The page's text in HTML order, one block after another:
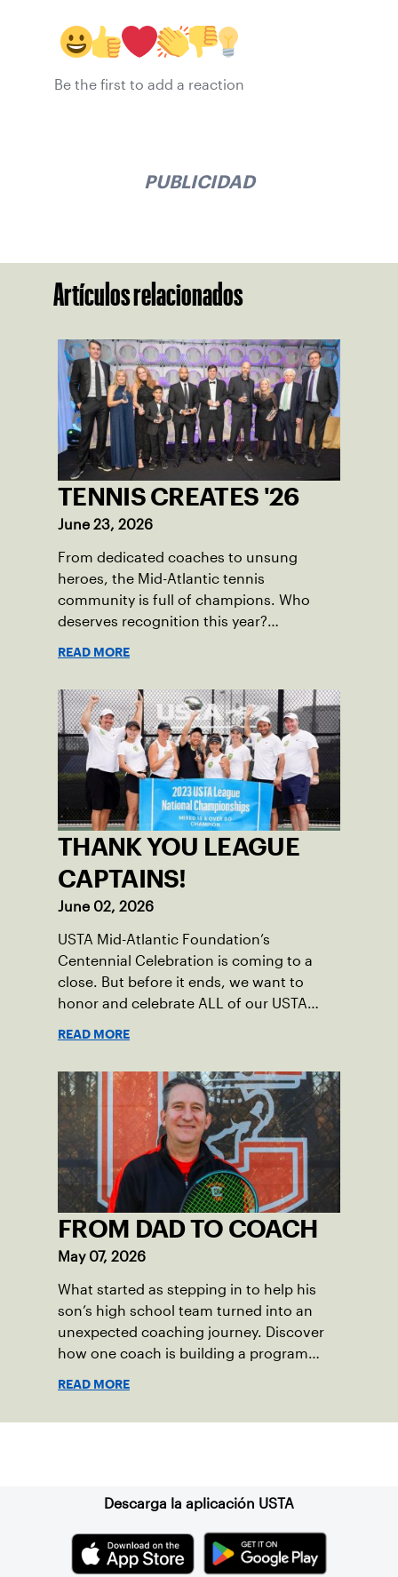
Be the first to add a reaction
PUBLICIDAD
Artículos relacionados
TENNIS CREATES '26
June 23, 2026
From dedicated coaches to unsung
heroes, the Mid-Atlantic tennis
community is full of champions. Who
deserves recognition this year?
READ MORE
THANK YOU LEAGUE
CAPTAINS!
June 02, 2026
USTA Mid-Atlantic Foundation’s
Centennial Celebration is coming to a
close. But before it ends, we want to
honor and celebrate ALL of our USTA
community among adult players, but they
also ensure tennis in our region remains
vibrant and strong.
READ MORE
FROM DAD TO COACH
May 07, 2026
What started as stepping in to help his
son’s high school team turned into an
unexpected coaching journey. Discover
how one coach is building a program
READ MORE
Descarga la aplicación USTA